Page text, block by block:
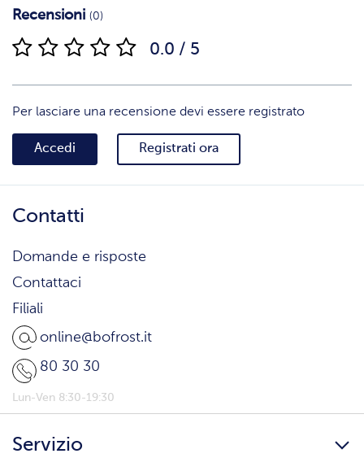
Recensioni (0)
0.0 / 5
Per lasciare una recensione devi essere registrato
Accedi Registrati ora
Contatti
Domande e risposte
Contattaci
Filiali
online@bofrost.it
80 30 30
Lun-Ven 8:30-19:30
Servizio